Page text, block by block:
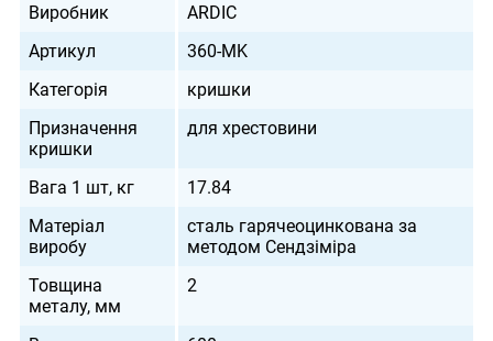
Виробник
ARDIC
Артикул
360-MK
Категорія
кришки
Призначення
кришки
для хрестовини
Вага 1 шт, кг
17.84
Матеріал
виробу
сталь гарячеоцинкована за
методом Сендзіміра
Товщина
металу, мм
2